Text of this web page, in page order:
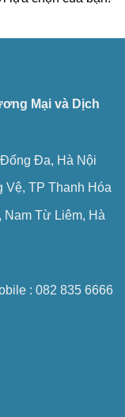
Mại và Dịch
Đa, Hà Nội
Vệ, TP Thanh Hóa
Nam Từ Liêm, Hà
: 082 835 6666